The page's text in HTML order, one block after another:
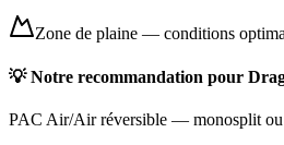
Zone de plaine — conditions
💡 Notre recommandation pour
PAC Air/Air réversible — monosplit